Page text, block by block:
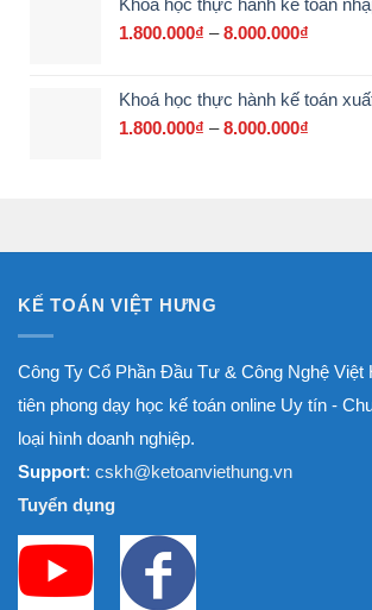
từ
700.000₫
Khoá học thực hành kế toán
1.800.000₫ – 8.000.000₫
Khoá học thực hành kế toán
1.800.000₫ – 8.000.000₫
KẾ TOÁN VIỆT HƯNG
Công Ty Cổ Phần Đầu Tư & Công Nghệ Việt
tiên phong dạy học kế toán online Uy tín -
loại hình doanh nghiệp.
Support: cskh@ketoanviethung.vn
Tuyển dụng